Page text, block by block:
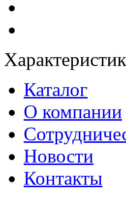
Каталог
О компании
Новости
Контакты